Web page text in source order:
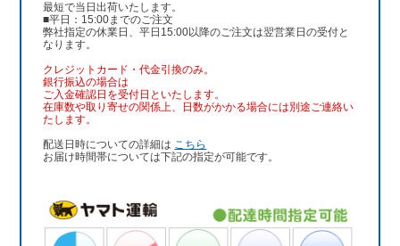
最短で当日出荷いたします。
■平日：15:00までのご注文
弊社指定の休業日、平日15:00以降のご注文は翌営業日の受付と
なります。
クレジットカード・代金引換のみ。
銀行振込の場合は
ご入金確認日を受付日といたします。
在庫数や取り寄せの関係上、日数がかかる場合には別途ご連絡い
たします。
配送日時についての詳細は こちら
お届け時間帯については下記の指定が可能です。